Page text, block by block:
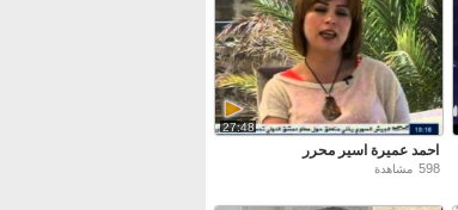
27:48
احمد عميرة اسير محرر
598 مشاهدة